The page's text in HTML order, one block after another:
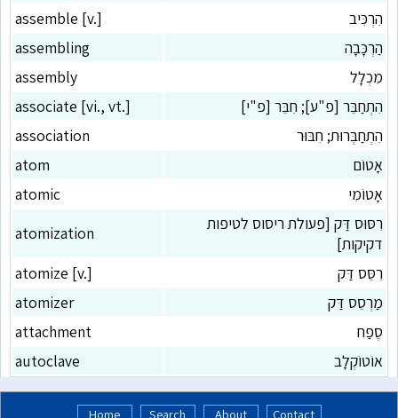
assemble [v.]
הִרְכִּיב
assembling
הַרְכָּבָה
assembly
מִכְלָל
associate [vi., vt.]
הִתְחַבֵּר [פ"ע]; חִבֵּר [פ"י]
association
הִתְחַבְּרוּת; חִבּוּר
atom
אָטוֹם
atomic
אָטוֹמִי
atomization
רִסּוּס דַּק [פעולת ריסוס לטיפות
דקיקות]
atomize [v.]
רִסֵּס דַּק
atomizer
מַרְסֵס דַּק
attachment
סֶפַח
autoclave
אוֹטוֹקְלָב
Home Search About Contact